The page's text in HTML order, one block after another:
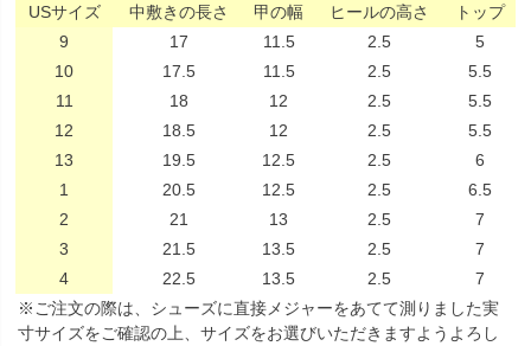
USサイズ
中敷きの長さ 甲の幅 ヒールの高さ
トップ
9
17 11.5 2.5
5
10
17.5 11.5 2.5
5.5
11
18 12 2.5
5.5
12
18.5 12 2.5
5.5
13
19.5 12.5 2.5
6
1
20.5 12.5 2.5
6.5
2
21 13 2.5
7
3
21.5 13.5 2.5
7
4
22.5 13.5 2.5
7
※ご注文の際は、シューズに直接メジャーをあてて測りました実
寸サイズをご確認の上、サイズをお選びいただきますようよろし